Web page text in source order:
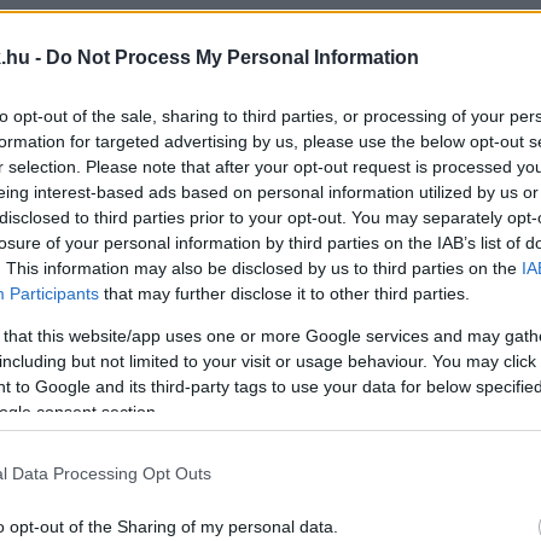
- Do Not Process My Personal Information
opt-out of the sale, sharing to third parties, or processing of your
for targeted advertising by us, please use the below opt-out
selection. Please note that after your opt-out request is processed
interest-based ads based on personal information utilized by us
to third parties prior to your opt-out. You may separately
of your personal information by third parties on the IAB’s list of
This information may also be disclosed by us to third parties on the
Participants that may further disclose it to other third parties.
that this website/app uses one or more Google services and may
but not limited to your visit or usage behaviour. You may
to Google and its third-party tags to use your data for below
consent section.
Data Processing Opt Outs
opt-out of the Sharing of my personal data.
UTCA EGY SZAKASZÁN
Szombathelyen.
VASEMBER
majd közlekedni!
DOLGOZNAK A SZOMBATHELYI KÁRPÁTI
INGYENES DIÁKBÉRLETET ADOTT KI EDDIG A